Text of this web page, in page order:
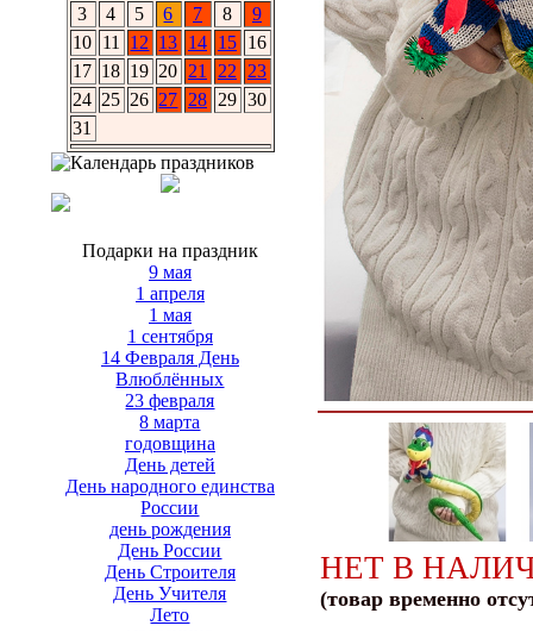
3
4 5 6 7 8
9
10 11 12 13 14 15 16
17 18 19 20 21 22
23
24 25 26 27 28 29 30
31
Подарки на праздник
9 мая
1 апреля
1 мая
1 сентября
14 Февраля День
Влюблённых
23 февраля
8 марта
годовщина
День детей
День народного единства
России
день рождения
День России
День Строителя
День Учителя
Лето
НЕТ В
(товар временно